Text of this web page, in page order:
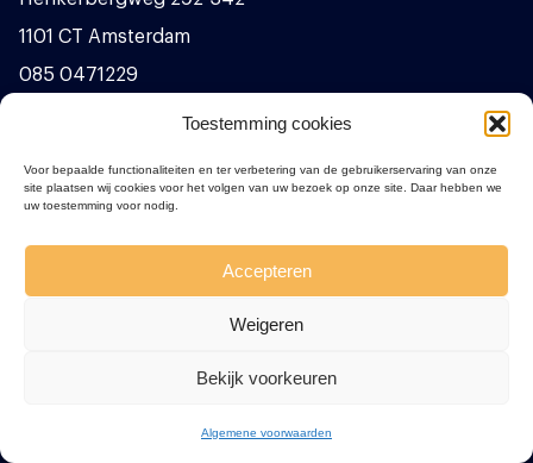
Toestemming cookies
Voor bepaalde functionaliteiten en ter verbetering van de gebruikerservaring van onze
site plaatsen wij cookies voor het volgen van uw bezoek op onze site. Daar hebben we
uw toestemming voor nodig.
Accepteren
Weigeren
Bekijk voorkeuren
Algemene voorwaarden
1101 CT Amsterdam
085 0471229
info@nexus-instituut.nl